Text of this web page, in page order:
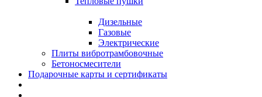
Дизельные
Газовые
Электрические
Плиты вибротрамбовочные
Бетоносмесители
Подарочные карты и сертификаты